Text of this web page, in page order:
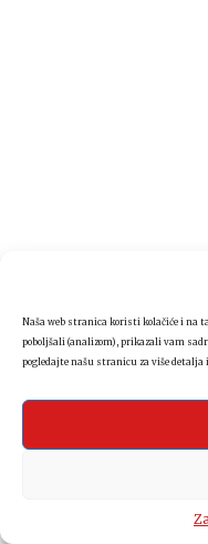
Naša web stranica koristi kolačiće i na
poboljšali (analizom), prikazali vam
pogledajte našu stranicu za više